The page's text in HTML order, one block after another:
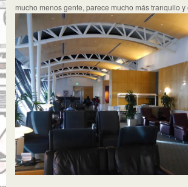
mucho menos gente, parece mucho más tranquilo y